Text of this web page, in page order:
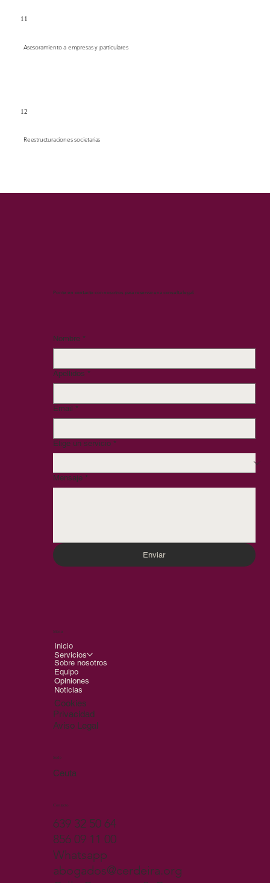
Asesoramiento a empresas y particulares
11
Reestructuraciones societarias
12
Ponte en contacto con nosotros para reservar una consulta legal.
Nombre *
Apellidos *
Email *
Elige un servicio *
Mensaje *
Enviar
Menu
Inicio
Servicios
Sobre nosotros
Equipo
Opiniones
Noticias
Aviso Legal
Privacidad
Cookies
Sede
Ceuta
Contacto
639 32 50 64
856 09 11 00
Whatsapp
abogados@cerdeira.org